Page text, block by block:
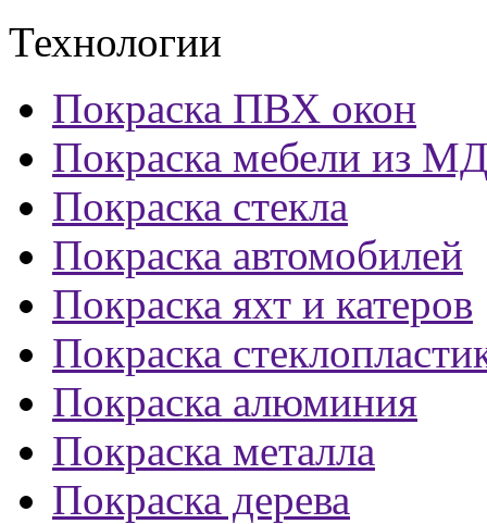
Технологии
Покраска ПВХ окон
Покраска мебели из
Покраска стекла
Покраска автомобилей
Покраска яхт и катеров
Покраска
Покраска алюминия
Покраска металла
Покраска дерева